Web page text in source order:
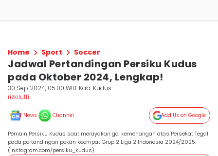
Home Sport Soccer
Jadwal Pertandingan Persiku Kudus
pada Oktober 2024, Lengkap!
30 Sep 2024, 05:00 WIB Kab. Kudus
rizkilutfi
News Channel Add Us on Google
Pemain Persiku Kudus saat merayakan gol kemenangan atas Persekat Tegal
pada pertandingan pekan keempat Grup 2 Liga 2 Indonesia 2024/2025.
(instagram.com/persiku_kudus)